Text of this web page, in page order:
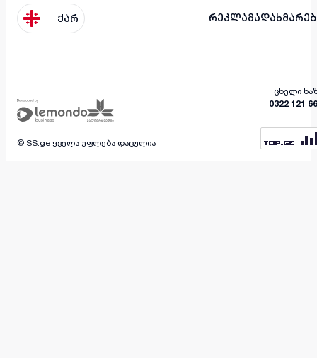
ქარ რეკლამა
ცხელი
0322 121
© SS.ge ყველა უფლება დაცულია